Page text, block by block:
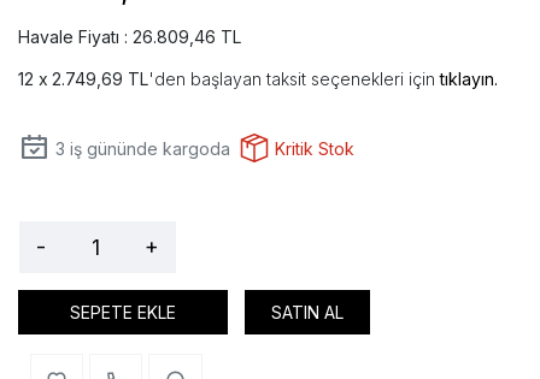
Havale Fiyatı : 26.809,46 TL
2.749,69 TL'den başlayan taksit seçenekleri içintıklayın.
3 iş gününde kargoda Kritik Stok
- +
SEPETE EKLE SATIN AL